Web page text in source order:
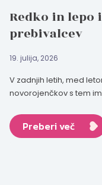
Redko in lepo
prebivalcev
19. julija, 2026
V zadnjih letih, med
novorojenčkov s tem
Preberi več